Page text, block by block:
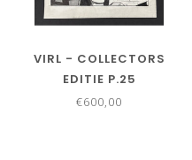
VIRL - COLLECTORS
EDITIE P.25
€600,00